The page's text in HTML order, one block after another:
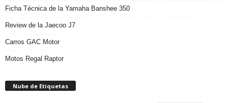
Ficha Técnica de la Yamaha Banshee 350
Review de la Jaecoo J7
Carros GAC Motor
Motos Regal Raptor
Nube de Etiquetas